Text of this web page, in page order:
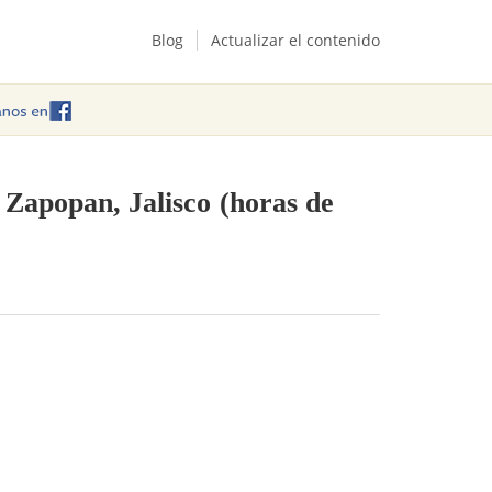
Blog Actualizar el contenido
Jalisco (horas de